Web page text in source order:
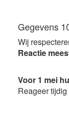
Gegevens
Wij
Reactie
Voor 1 mei
Reageer